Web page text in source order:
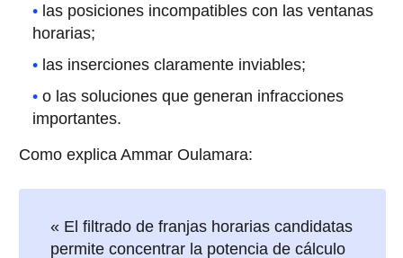
las posiciones incompatibles con las ventanas
horarias;
las inserciones claramente inviables;
o las soluciones que generan infracciones
importantes.
Como explica Ammar Oulamara:
« El filtrado de franjas horarias candidatas
permite concentrar la potencia de cálculo